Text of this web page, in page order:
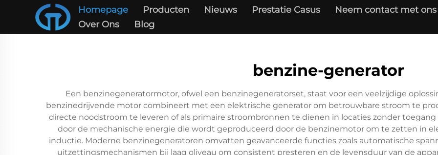
Homepage Producten Nieuws Prestatie Casus
Neem contact met
Over Ons
Blog
benzine-generator
Een benzinegeneratormotor, ofwel een benzinegeneratorset, staat voor een veelzijdige
benzinedrijvende motor combineert met een elektrische generator om betrouwbare stroom te
directe noodstroom te leveren of als primaire stroombronnen te dienen in locaties zonder
door de mechanische energie die wordt geproduceerd door de benzinemotor om te zetten in
inductie. Moderne benzinegeneratoren omvatten geavanceerde functies zoals automatische
uitzettingsmechanismen bij laag oliveau om consistent presteren en de levensduur van de